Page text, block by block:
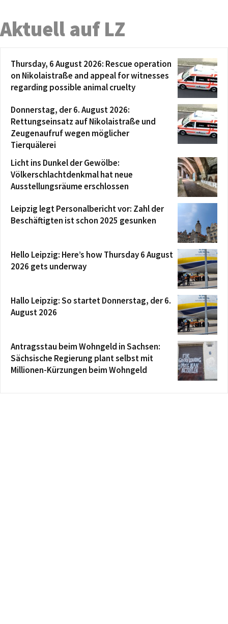
Aktuell auf LZ
Thursday, 6 August 2026: Rescue operation
on Nikolaistraße and appeal for witnesses
regarding possible animal cruelty
Donnerstag, der 6. August 2026:
Rettungseinsatz auf Nikolaistraße und
Zeugenaufruf wegen möglicher
Tierquälerei
Licht ins Dunkel der Gewölbe:
Völkerschlachtdenkmal hat neue
Ausstellungsräume erschlossen
Leipzig legt Personalbericht vor: Zahl der
Beschäftigten ist schon 2025 gesunken
Hello Leipzig: Here’s how Thursday 6 August
2026 gets underway
Hallo Leipzig: So startet Donnerstag, der 6.
August 2026
Antragsstau beim Wohngeld in Sachsen:
Sächsische Regierung plant selbst mit
Millionen-Kürzungen beim Wohngeld